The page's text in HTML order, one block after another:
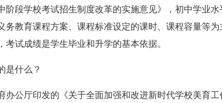
段学校考试招生制度改革的实施意见》，初中学业水
教育课程方案、课程标准设定的课时、课程容量等
试成绩是学生毕业和升学的基本依据。
什么？
公厅印发的《关于全面加强和改进新时代学校美育工